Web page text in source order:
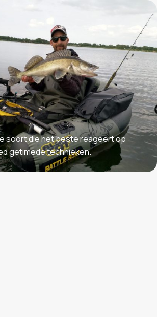
soort die het beste reageert op
getimede technieken.